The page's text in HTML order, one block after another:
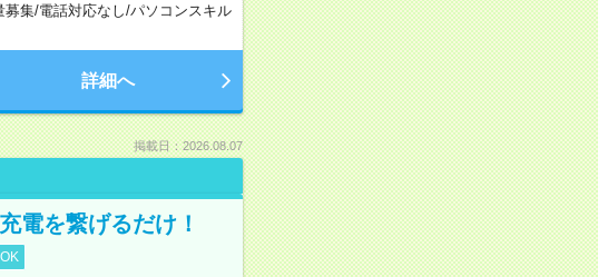
募集/電話対応なし/パソコンスキル
詳細へ
掲載日：2026.08.07
電を繋げるだけ！